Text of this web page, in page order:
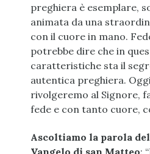
preghiera è esemplare,
animata da una
con il cuore in mano.
potrebbe dire che in
caratteristiche sta il
autentica preghiera.
rivolgeremo al Signore,
fede e con tanto cuore,
Ascoltiamo la parola